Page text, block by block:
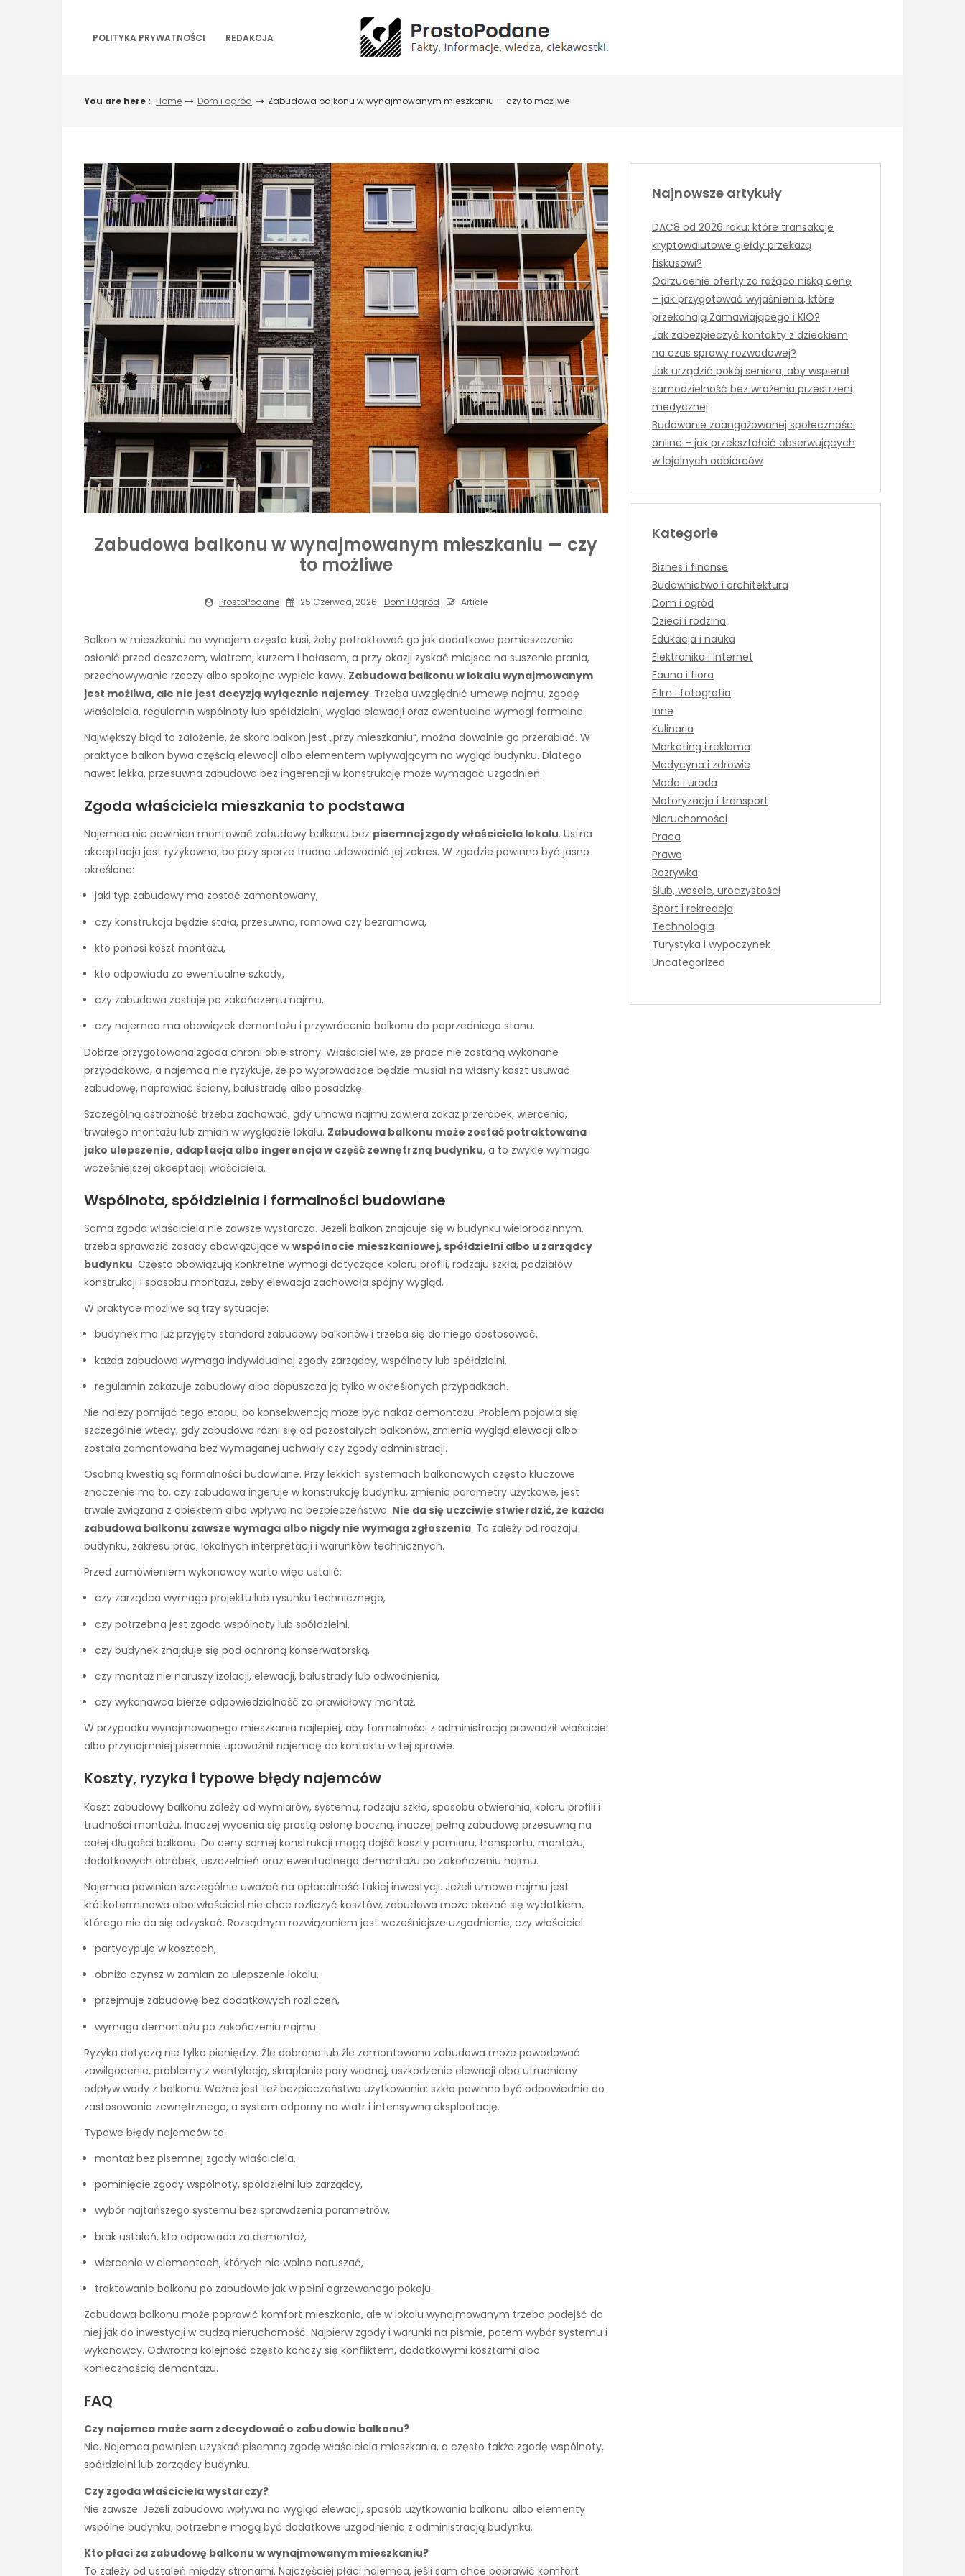
POLITYKA PRYWATNOŚCI REDAKCJA
You are here : Home Dom i ogród Zabudowa balkonu w wynajmowanym mieszkaniu — czy to możliwe
Zabudowa balkonu w wynajmowanym mieszkaniu — czy
to możliwe
ProstoPodane 25 Czerwca, 2026 Dom I Ogród Article
Balkon w mieszkaniu na wynajem często kusi, żeby potraktować go jak dodatkowe pomieszczenie:
osłonić przed deszczem, wiatrem, kurzem i hałasem, a przy okazji zyskać miejsce na suszenie prania,
przechowywanie rzeczy albo spokojne wypicie kawy. Zabudowa balkonu w lokalu wynajmowanym
jest możliwa, ale nie jest decyzją wyłącznie najemcy. Trzeba uwzględnić umowę najmu, zgodę
właściciela, regulamin wspólnoty lub spółdzielni, wygląd elewacji oraz ewentualne wymogi formalne.
Największy błąd to założenie, że skoro balkon jest „przy mieszkaniu”, można dowolnie go przerabiać. W
praktyce balkon bywa częścią elewacji albo elementem wpływającym na wygląd budynku. Dlatego
nawet lekka, przesuwna zabudowa bez ingerencji w konstrukcję może wymagać uzgodnień.
Zgoda właściciela mieszkania to podstawa
Najemca nie powinien montować zabudowy balkonu bez pisemnej zgody właściciela lokalu. Ustna
akceptacja jest ryzykowna, bo przy sporze trudno udowodnić jej zakres. W zgodzie powinno być jasno
określone:
jaki typ zabudowy ma zostać zamontowany,
czy konstrukcja będzie stała, przesuwna, ramowa czy bezramowa,
kto ponosi koszt montażu,
kto odpowiada za ewentualne szkody,
czy zabudowa zostaje po zakończeniu najmu,
czy najemca ma obowiązek demontażu i przywrócenia balkonu do poprzedniego stanu.
Dobrze przygotowana zgoda chroni obie strony. Właściciel wie, że prace nie zostaną wykonane
przypadkowo, a najemca nie ryzykuje, że po wyprowadzce będzie musiał na własny koszt usuwać
zabudowę, naprawiać ściany, balustradę albo posadzkę.
Szczególną ostrożność trzeba zachować, gdy umowa najmu zawiera zakaz przeróbek, wiercenia,
trwałego montażu lub zmian w wyglądzie lokalu. Zabudowa balkonu może zostać potraktowana
jako ulepszenie, adaptacja albo ingerencja w część zewnętrzną budynku, a to zwykle wymaga
wcześniejszej akceptacji właściciela.
Wspólnota, spółdzielnia i formalności budowlane
Sama zgoda właściciela nie zawsze wystarcza. Jeżeli balkon znajduje się w budynku wielorodzinnym,
trzeba sprawdzić zasady obowiązujące w wspólnocie mieszkaniowej, spółdzielni albo u zarządcy
budynku. Często obowiązują konkretne wymogi dotyczące koloru profili, rodzaju szkła, podziałów
konstrukcji i sposobu montażu, żeby elewacja zachowała spójny wygląd.
W praktyce możliwe są trzy sytuacje:
budynek ma już przyjęty standard zabudowy balkonów i trzeba się do niego dostosować,
każda zabudowa wymaga indywidualnej zgody zarządcy, wspólnoty lub spółdzielni,
regulamin zakazuje zabudowy albo dopuszcza ją tylko w określonych przypadkach.
Nie należy pomijać tego etapu, bo konsekwencją może być nakaz demontażu. Problem pojawia się
szczególnie wtedy, gdy zabudowa różni się od pozostałych balkonów, zmienia wygląd elewacji albo
została zamontowana bez wymaganej uchwały czy zgody administracji.
Osobną kwestią są formalności budowlane. Przy lekkich systemach balkonowych często kluczowe
znaczenie ma to, czy zabudowa ingeruje w konstrukcję budynku, zmienia parametry użytkowe, jest
trwale związana z obiektem albo wpływa na bezpieczeństwo. Nie da się uczciwie stwierdzić, że każda
zabudowa balkonu zawsze wymaga albo nigdy nie wymaga zgłoszenia. To zależy od rodzaju
budynku, zakresu prac, lokalnych interpretacji i warunków technicznych.
Przed zamówieniem wykonawcy warto więc ustalić:
czy zarządca wymaga projektu lub rysunku technicznego,
czy potrzebna jest zgoda wspólnoty lub spółdzielni,
czy budynek znajduje się pod ochroną konserwatorską,
czy montaż nie naruszy izolacji, elewacji, balustrady lub odwodnienia,
czy wykonawca bierze odpowiedzialność za prawidłowy montaż.
W przypadku wynajmowanego mieszkania najlepiej, aby formalności z administracją prowadził właściciel
albo przynajmniej pisemnie upoważnił najemcę do kontaktu w tej sprawie.
Koszty, ryzyka i typowe błędy najemców
Koszt zabudowy balkonu zależy od wymiarów, systemu, rodzaju szkła, sposobu otwierania, koloru profili i
trudności montażu. Inaczej wycenia się prostą osłonę boczną, inaczej pełną zabudowę przesuwną na
całej długości balkonu. Do ceny samej konstrukcji mogą dojść koszty pomiaru, transportu, montażu,
dodatkowych obróbek, uszczelnień oraz ewentualnego demontażu po zakończeniu najmu.
Najemca powinien szczególnie uważać na opłacalność takiej inwestycji. Jeżeli umowa najmu jest
krótkoterminowa albo właściciel nie chce rozliczyć kosztów, zabudowa może okazać się wydatkiem,
którego nie da się odzyskać. Rozsądnym rozwiązaniem jest wcześniejsze uzgodnienie, czy właściciel:
partycypuje w kosztach,
obniża czynsz w zamian za ulepszenie lokalu,
przejmuje zabudowę bez dodatkowych rozliczeń,
wymaga demontażu po zakończeniu najmu.
Ryzyka dotyczą nie tylko pieniędzy. Źle dobrana lub źle zamontowana zabudowa może powodować
zawilgocenie, problemy z wentylacją, skraplanie pary wodnej, uszkodzenie elewacji albo utrudniony
odpływ wody z balkonu. Ważne jest też bezpieczeństwo użytkowania: szkło powinno być odpowiednie do
zastosowania zewnętrznego, a system odporny na wiatr i intensywną eksploatację.
Typowe błędy najemców to:
montaż bez pisemnej zgody właściciela,
pominięcie zgody wspólnoty, spółdzielni lub zarządcy,
wybór najtańszego systemu bez sprawdzenia parametrów,
brak ustaleń, kto odpowiada za demontaż,
wiercenie w elementach, których nie wolno naruszać,
traktowanie balkonu po zabudowie jak w pełni ogrzewanego pokoju.
Zabudowa balkonu może poprawić komfort mieszkania, ale w lokalu wynajmowanym trzeba podejść do
niej jak do inwestycji w cudzą nieruchomość. Najpierw zgody i warunki na piśmie, potem wybór systemu i
wykonawcy. Odwrotna kolejność często kończy się konfliktem, dodatkowymi kosztami albo
koniecznością demontażu.
FAQ
Czy najemca może sam zdecydować o zabudowie balkonu?
Nie. Najemca powinien uzyskać pisemną zgodę właściciela mieszkania, a często także zgodę wspólnoty,
spółdzielni lub zarządcy budynku.
Czy zgoda właściciela wystarczy?
Nie zawsze. Jeżeli zabudowa wpływa na wygląd elewacji, sposób użytkowania balkonu albo elementy
wspólne budynku, potrzebne mogą być dodatkowe uzgodnienia z administracją budynku.
Kto płaci za zabudowę balkonu w wynajmowanym mieszkaniu?
To zależy od ustaleń między stronami. Najczęściej płaci najemca, jeśli sam chce poprawić komfort
Najnowsze artykuły
DAC8 od 2026 roku: które transakcje
kryptowalutowe giełdy przekażą
fiskusowi?
Odrzucenie oferty za rażąco niską cenę
– jak przygotować wyjaśnienia, które
przekonają Zamawiającego i KIO?
Jak zabezpieczyć kontakty z dzieckiem
na czas sprawy rozwodowej?
Jak urządzić pokój seniora, aby wspierał
samodzielność bez wrażenia przestrzeni
medycznej
Budowanie zaangażowanej społeczności
online – jak przekształcić obserwujących
w lojalnych odbiorców
Kategorie
Biznes i finanse
Budownictwo i architektura
Dom i ogród
Dzieci i rodzina
Edukacja i nauka
Elektronika i Internet
Fauna i flora
Film i fotografia
Inne
Kulinaria
Marketing i reklama
Medycyna i zdrowie
Moda i uroda
Motoryzacja i transport
Nieruchomości
Praca
Prawo
Rozrywka
Ślub, wesele, uroczystości
Sport i rekreacja
Technologia
Turystyka i wypoczynek
Uncategorized